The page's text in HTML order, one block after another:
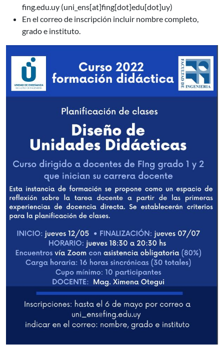
fing.edu.uy (uni_ens[at]fing[dot]edu[dot]uy)
En el correo de inscripción incluir nombre completo,
grado e instituto.